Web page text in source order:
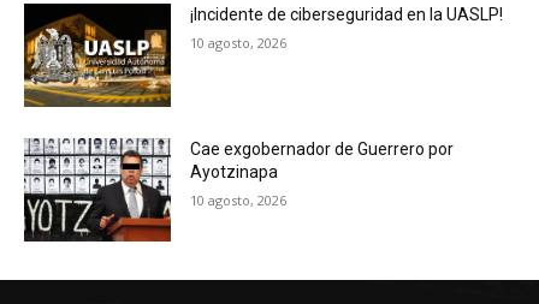
¡Incidente de ciberseguridad en la UASLP!
10 agosto, 2026
Cae exgobernador de Guerrero por
Ayotzinapa
10 agosto, 2026